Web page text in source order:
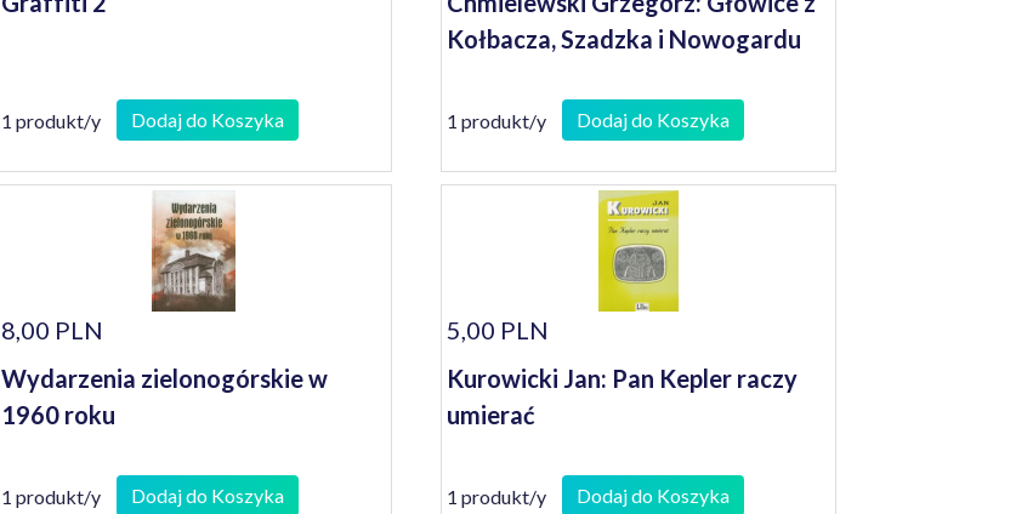
1 produkt/y Dodaj do Koszyka
Kołbacza, Szadzka i Nowogardu
1 produkt/y Dodaj do Koszyka
8,00 PLN
Wydarzenia zielonogórskie w
1960 roku
1 produkt/y Dodaj do Koszyka
5,00 PLN
Kurowicki Jan: Pan Kepler raczy
umierać
1 produkt/y Dodaj do Koszyka